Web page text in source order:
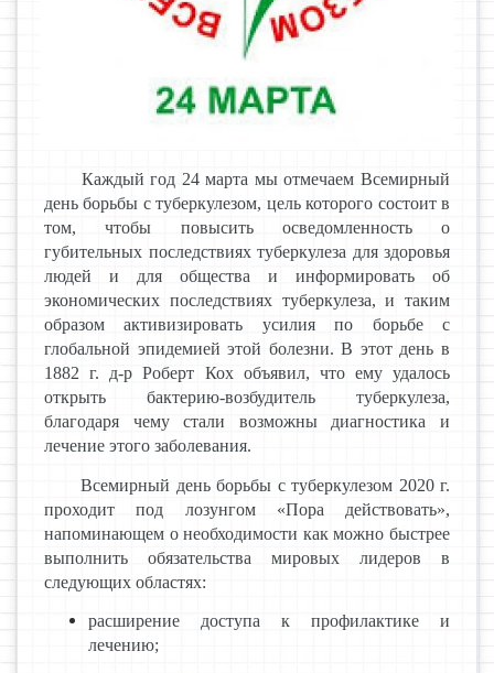
Каждый год 24 марта мы отмечаем Всемирный
день борьбы с туберкулезом, цель которого состоит в
том, чтобы повысить осведомленность о
губительных последствиях туберкулеза для здоровья
людей и для общества и информировать об
экономических последствиях туберкулеза, и таким
образом активизировать усилия по борьбе с
глобальной эпидемией этой болезни. В этот день в
1882 г. д-р Роберт Кох объявил, что ему удалось
открыть бактерию-возбудитель туберкулеза,
благодаря чему стали возможны диагностика и
лечение этого заболевания.
Всемирный день борьбы с туберкулезом 2020 г.
проходит под лозунгом «Пора действовать»,
напоминающем о необходимости как можно быстрее
выполнить обязательства мировых лидеров в
следующих областях:
расширение доступа к профилактике и
лечению;